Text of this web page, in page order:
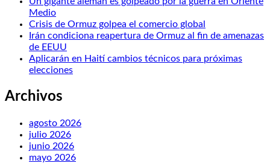
Medio
Crisis de Ormuz golpea el comercio global
Irán condiciona reapertura de Ormuz al fin de amenazas
de EEUU
Aplicarán en Haití cambios técnicos para próximas
elecciones
Archivos
agosto 2026
julio 2026
junio 2026
mayo 2026